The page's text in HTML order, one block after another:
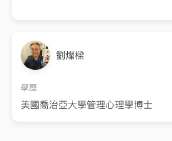
劉燦樑
學歷
美國喬治亞大學管理心理學博士